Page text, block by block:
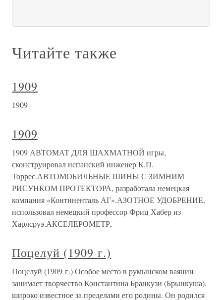
Читайте также
1909
1909
1909
1909 АВТОМАТ ДЛЯ ШАХМАТНОЙ игры,
сконструировал испанский инженер К.П.
Торрес.АВТОМОБИЛЬНЫЕ ШИНЫ С ЗИМНИМ
РИСУНКОМ ПРОТЕКТОРА, разработала немецкая
компания «Континенталь АГ».АЗОТНОЕ УДОБРЕНИЕ,
использовал немецкий профессор Фриц Хабер из
Харлсруэ.АКСЕЛЕРОМЕТР,
Поцелуй (1909 г.)
Поцелуй (1909 г.) Особое место в румынском ваянии
занимает творчество Константина Бранкузи (Брынкуша),
широко известное за пределами его родины. Он родился